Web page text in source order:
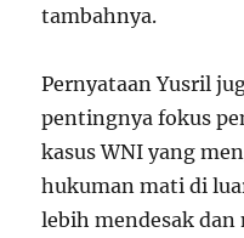
tambahnya.
Pernyataan Yusril
pentingnya fokus
kasus WNI yang
hukuman mati di
lebih mendesak